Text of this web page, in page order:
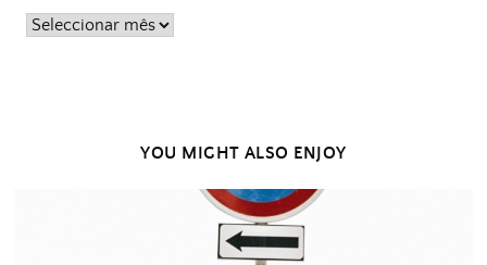
Posts
YOU MIGHT ALSO ENJOY